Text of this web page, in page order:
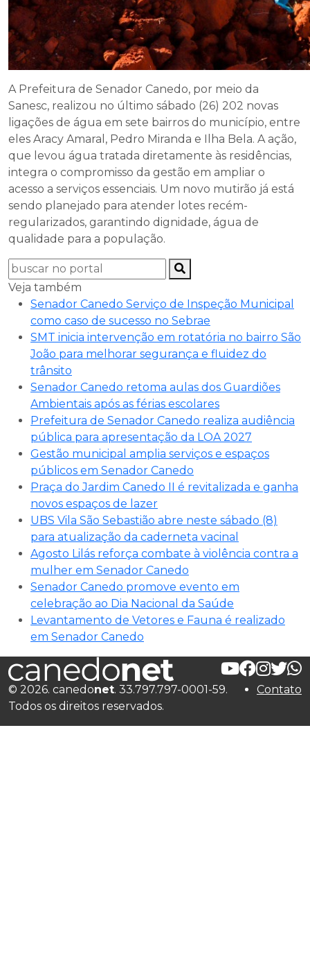
A Prefeitura de Senador Canedo, por meio da
Sanesc, realizou no último sábado (26) 202 novas
ligações de água em sete bairros do município, entre
eles Aracy Amaral, Pedro Miranda e Ilha Bela. A ação,
que levou água tratada diretamente às residências,
integra o compromisso da gestão em ampliar o
acesso a serviços essenciais. Um novo mutirão já está
sendo planejado para atender lotes recém-
regularizados, garantindo dignidade, água de
qualidade para a população.
Veja também
Senador Canedo Serviço de Inspeção Municipal
como caso de sucesso no Sebrae
SMT inicia intervenção em rotatória no bairro São
João para melhorar segurança e fluidez do
trânsito
Senador Canedo retoma aulas dos Guardiões
Ambientais após as férias escolares
Prefeitura de Senador Canedo realiza audiência
pública para apresentação da LOA 2027
Gestão municipal amplia serviços e espaços
públicos em Senador Canedo
Praça do Jardim Canedo II é revitalizada e ganha
novos espaços de lazer
UBS Vila São Sebastião abre neste sábado (8)
para atualização da caderneta vacinal
Agosto Lilás reforça combate à violência contra a
mulher em Senador Canedo
Senador Canedo promove evento em
celebração ao Dia Nacional da Saúde
Levantamento de Vetores e Fauna é realizado
em Senador Canedo
© 2026. canedonet. 33.797.797-0001-59.
Todos os direitos reservados.
Contato